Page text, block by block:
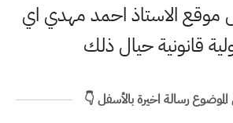
موقع الاستاذ احمد مهدي اي
قانونية حيال ذلك
الموضوع رسالة اخيرة بالأسفل 👇